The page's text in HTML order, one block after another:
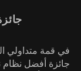
جائزة أفضل